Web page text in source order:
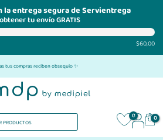
la entrega segura de Servientrega
tu envío GRATIS
$60,00
tus compras reciben obsequio ✨
0 0